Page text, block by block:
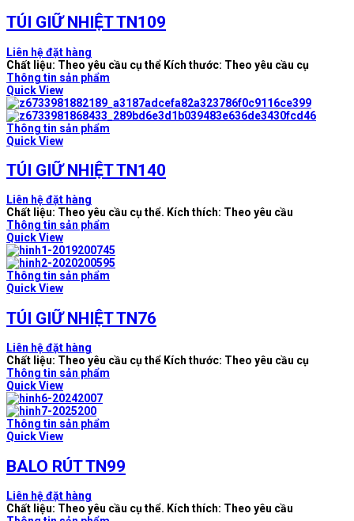
TÚI GIỮ NHIỆT TN109
Liên hệ đặt hàng
Chất liệu: Theo yêu cầu cụ thể Kích thước: Theo yêu cầu cụ
Thông tin sản phẩm
Quick View
Thông tin sản phẩm
Quick View
TÚI GIỮ NHIỆT TN140
Liên hệ đặt hàng
Chất liệu: Theo yêu cầu cụ thể. Kích thích: Theo yêu cầu
Thông tin sản phẩm
Quick View
Thông tin sản phẩm
Quick View
TÚI GIỮ NHIỆT TN76
Liên hệ đặt hàng
Chất liệu: Theo yêu cầu cụ thể Kích thước: Theo yêu cầu cụ
Thông tin sản phẩm
Quick View
Thông tin sản phẩm
Quick View
BALO RÚT TN99
Liên hệ đặt hàng
Chất liệu: Theo yêu cầu cụ thể. Kích thích: Theo yêu cầu